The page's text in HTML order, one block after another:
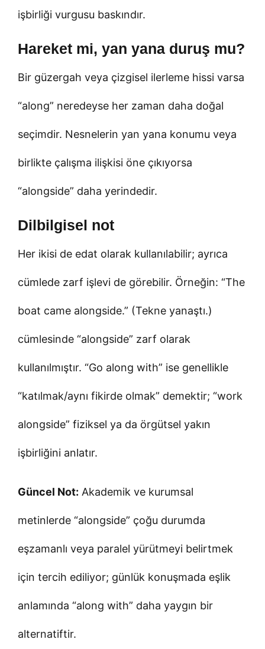
işbirliği vurgusu baskındır.
Hareket mi, yan yana duruş mu?
Bir güzergah veya çizgisel ilerleme hissi varsa
“along” neredeyse her zaman daha doğal
seçimdir. Nesnelerin yan yana konumu veya
birlikte çalışma ilişkisi öne çıkıyorsa
“alongside” daha yerindedir.
Dilbilgisel not
Her ikisi de edat olarak kullanılabilir; ayrıca
cümlede zarf işlevi de görebilir. Örneğin: “The
boat came alongside.” (Tekne yanaştı.)
cümlesinde “alongside” zarf olarak
kullanılmıştır. “Go along with” ise genellikle
“katılmak/aynı fikirde olmak” demektir; “work
alongside” fiziksel ya da örgütsel yakın
işbirliğini anlatır.
Güncel Not: Akademik ve kurumsal
metinlerde “alongside” çoğu durumda
eşzamanlı veya paralel yürütmeyi belirtmek
için tercih ediliyor; günlük konuşmada eşlik
anlamında “along with” daha yaygın bir
alternatiftir.